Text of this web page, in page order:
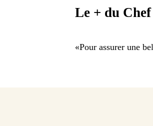
Le + du Chef
«Pour assurer une